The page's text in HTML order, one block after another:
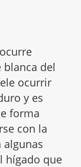
del
ocurrir
y es
forma
con la
algunas
hígado que